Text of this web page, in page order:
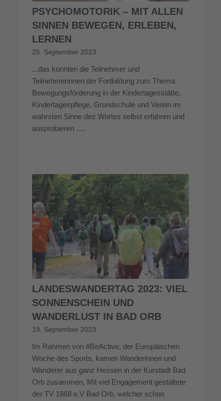
PSYCHOMOTORIK – MIT ALLEN
SINNEN BEWEGEN, ERLEBEN,
LERNEN
25. September 2023
...das konnten die Teilnehmer und
Teilnehmerinnen der Fortbildung zum Thema
Bewegungsförderung in der Kindertagesstätte,
Kindertagespflege, Grundschule und Verein im
wahrsten Sinne des Wortes selbst erfahren und
ausprobieren .....
LANDESWANDERTAG 2023: VIEL
SONNENSCHEIN UND
WANDERLUST IN BAD ORB
19. September 2023
Im Rahmen von #BeActive, der Europäischen
Woche des Sports, kamen Wanderinnen und
Wanderer aus ganz Hessen in der Kurstadt Bad
Orb zusammen. Mit viel Engagement gestaltete
der TV 1868 e.V Bad Orb, welcher schon